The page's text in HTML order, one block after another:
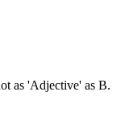
as 'Adjective' as B.